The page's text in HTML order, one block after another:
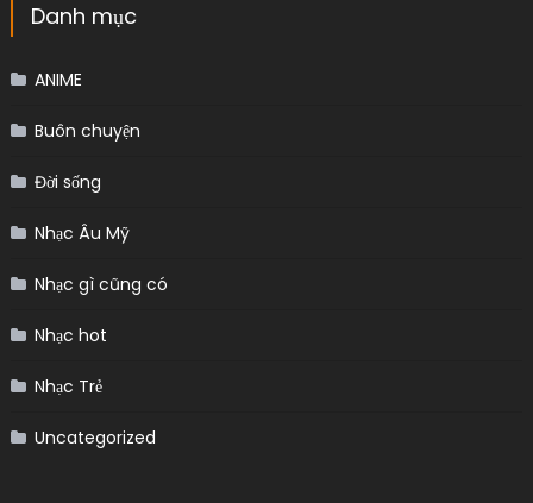
Danh mục
ANIME
Buôn chuyện
Đời sống
Nhạc Âu Mỹ
Nhạc gì cũng có
Nhạc hot
Nhạc Trẻ
Uncategorized